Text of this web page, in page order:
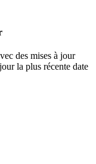
des mises à jour
la plus récente date